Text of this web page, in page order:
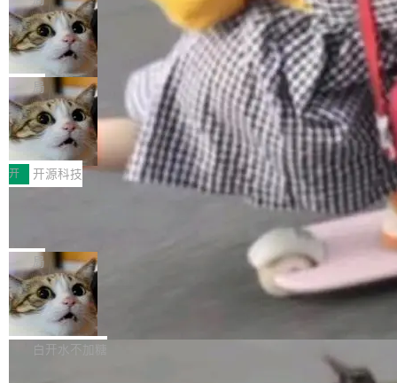
现实 过去两年，CIO们的焦虑清单上多了两项：
一是如何让大模型和智能体应用安全地从PoC走
向生产，二是如何让测试团队跟得上AI应用...
设置，如果用布尔值 + 可空字段来表示——bool
ean 表示是否可切换，nullable 的默认模式、浅
色方案、深色方案——会产生大量无意义的组
合。方案缺了、配置冲突了、全 null 了。要知道
哪些组合有效，作者说，你得靠"文档、校验、或
者部落知识"。 换个写法。Rust 的 enum，两个
变体：Switchable...
个"AI 知识库 + 聊天机器人"——每个大厂都在
做，没什么新鲜的。 但 Kenton Varda 在 Twitte
r 上把事情说清楚了： 今天我们发布了 Cloudfla
re OS，一个带连接器的聊天机器人，跟其他所
有科技公司做的一样。只不过，实际上它不一
样。这是 Sandstorm.io 的重制版，我十年前的
那个创业公司。不同的是，这次它构建在 Cloudf
lare Workers 上——我花了九年时间搭建的平台
——并且深度集成了 AI。这基本上是我十年秘密
Deno 团队开源 Celld，可自托管的分
布式 Durable Objects
Ryan Dahl 领导的 Deno 团队推出了最新开源项
目 Celld，一个能在自己机器上运行 Cloudflare
Workers 和 Durable Objects 的守护进程。 设
计思路很直接：每个对象是一个独立的 SQLite
数据库，按名称寻址，复制到你自己的 S3 兼容
存储库里。节点之间只通过这个存储库协调——
没有控制平面，没有共识协议。每个对象自带一
个小型数据库，应用天然按分片构建，单个数据
库的竞争和爆炸半径问题在设计层面就被消除
了。 闲置的 cell 会休眠到几乎不占资源。当 cel
l 迁移或唤醒时，新宿主从 S3 恢复 SQLite 数据
库继续执行。存储库是持久化的唯一真相...
局
鲁大师7月新机性能/流畅/AI榜：vivo夺
性能、流畅双第一，三星Galaxy Z系列
新折叠缺席
2026年7月的手机市场，由于存储等硬件成本暴
增，手机厂商的日子也不好过啊，新机速度明显
放缓，因此硝烟味淡了许多。新机参数规格除开
高价的三星折叠（三星Galaxy Z Fold8 Ultra / Z
Fold8 / Z Flip8）外，其余要么是中低端机器，
例如iQOO Z11i、REDMI Note 17、REDMI No
te 17 Pro、OPPO K15，要么是vivo X300 E这
样的次旗舰。 Galaxy Z Fold8 Ultra / Z Fold8 /
Z Flip8三款折叠屏新机均在7月22日发布，且全
部搭载骁龙8 Elite Gen5 for Galaxy，它们本该
开 开源科技
Zed 编辑器团队发布了新项目——DeltaDB，一
个在 git commit 之间记录每一次编辑操作的版
本控制系统。目前处于 Early Access 阶段。 De
ltaDB 的核心思路直接写在 landing page 最显
眼的位置：「Software is made between com
mits」——软件是在 commit 之间写出来的。git
局
SpaceXAI 单季资本开支达 183 亿美元
根据风险投资人Tomer Tunguz 博客（VC 分
析）披露的最新分析与第二季度业绩报告，Spac
白开水不加糖